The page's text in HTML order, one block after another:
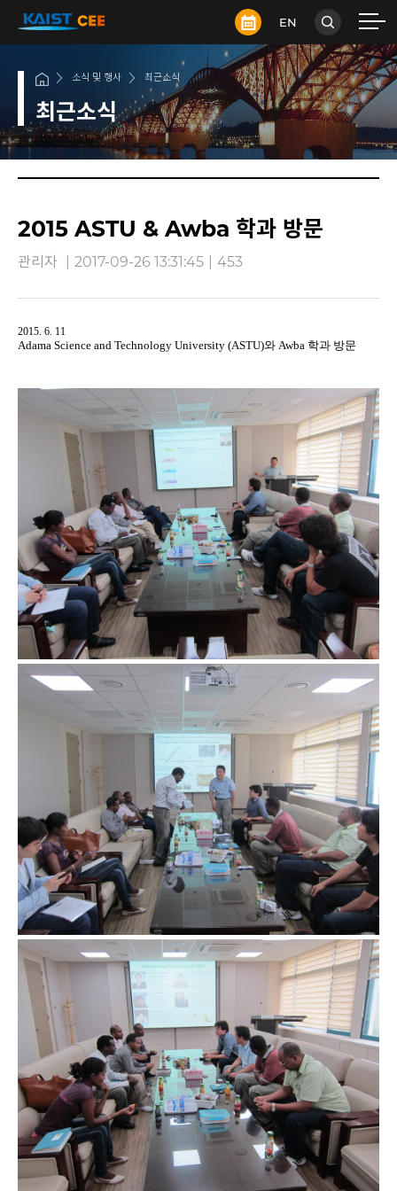
EN
소식 및 행사 최근소식
최근소식
2015 ASTU & Awba 학과 방문
관리자 2017-09-26 13:31:45 453
2015. 6. 11
Adama Science and Technology University (ASTU)와 Awba 학과 방문